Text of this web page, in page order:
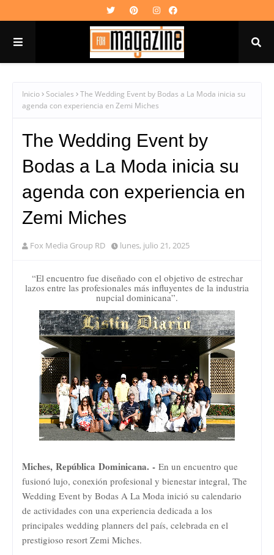
Inicio Sociales
The Wedding Event by Bodas a La Moda inicia su
agenda con experiencia en Zemi Miches
The Wedding Event by
Bodas a La Moda inicia su
agenda con experiencia en
Zemi Miches
Fox Media Group RD lunes, julio 21, 2025
“El encuentro fue diseñado con el objetivo de estrechar
lazos entre las profesionales más influyentes de la industria
nupcial dominicana”.
Miches, República Dominicana. - En un encuentro que
fusionó lujo, conexión profesional y bienestar integral, The
Wedding Event by Bodas A La Moda inició su calendario
de actividades con una experiencia dedicada a los
principales wedding planners del país, celebrada en el
prestigioso resort Zemi Miches.